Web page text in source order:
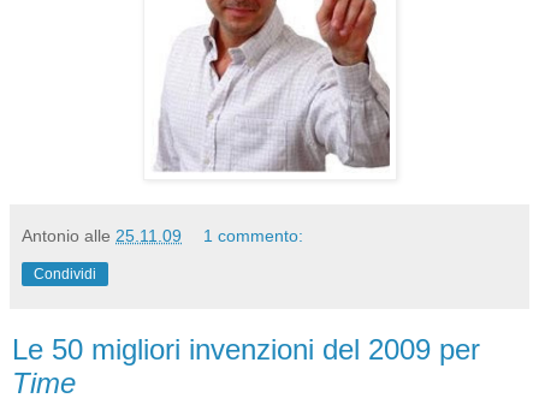
Antonio alle 25.11.09 1 commento:
Condividi
Le 50 migliori invenzioni del 2009 per
Time